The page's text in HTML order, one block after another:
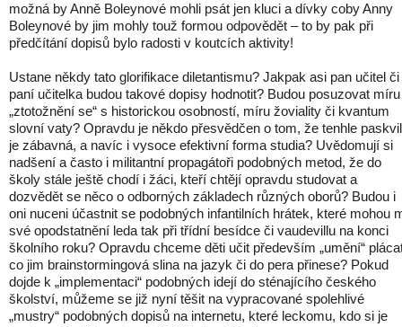
možná by Anně Boleynové mohli psát jen kluci a dívky coby Anny
Boleynové by jim mohly touž formou odpovědět – to by pak při
předčítání dopisů bylo radosti v koutcích aktivity!
Ustane někdy tato glorifikace diletantismu? Jakpak asi pan učitel či
paní učitelka budou takové dopisy hodnotit? Budou posuzovat míru
„ztotožnění se“ s historickou osobností, míru žoviality či kvantum
slovní vaty? Opravdu je někdo přesvědčen o tom, že tenhle paskvil
je zábavná, a navíc i vysoce efektivní forma studia? Uvědomují si
nadšení a často i militantní propagátoři podobných metod, že do
školy stále ještě chodí i žáci, kteří chtějí opravdu studovat a
dozvědět se něco o odborných základech různých oborů? Budou i
oni nuceni účastnit se podobných infantilních hrátek, které mohou
své opodstatnění leda tak při třídní besídce či vaudevillu na konci
školního roku? Opravdu chceme děti učit především „umění“
co jim brainstormingová slina na jazyk či do pera přinese? Pokud
dojde k „implementaci“ podobných idejí do sténajícího českého
školství, můžeme se již nyní těšit na vypracované spolehlivé
„mustry“ podobných dopisů na internetu, které leckomu, kdo si je